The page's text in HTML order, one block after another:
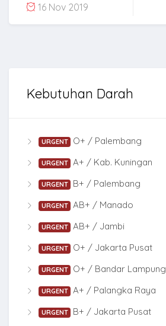
16 Nov 2019
Kebutuhan Darah
URGENT O+ / Palembang
URGENT A+ / Kab. Kuningan
URGENT B+ / Palembang
URGENT AB+ / Manado
URGENT AB+ / Jambi
URGENT O+ / Jakarta Pusat
URGENT O+ / Bandar Lampung
URGENT A+ / Palangka Raya
URGENT B+ / Jakarta Pusat